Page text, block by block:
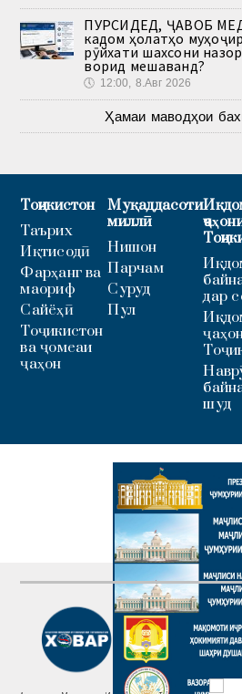
ПУРСИДЕД, ҶАВОБ
кадом ҳолатҳо
рӯйхати шахсони
ворид мешаванд?
🕔 12:00, 8.Авг 2026
Ҳамаи маводҳои
Тоҷикистон
Таърих
Иқтисодӣ
Фарҳанг ва
маориф
Сайёҳӣ
Тоҷикистон
ва ҷомеаи
ҷаҳон
Муқаддасоти
миллӣ
Нишон
Парчам
Суруд
Пул
дар
шуд